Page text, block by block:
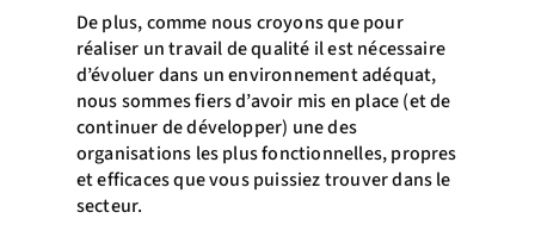
De plus, comme nous croyons que pour
réaliser un travail de qualité il est nécessaire
d’évoluer dans un environnement adéquat,
nous sommes fiers d’avoir mis en place (et de
continuer de développer) une des
organisations les plus fonctionnelles, propres
et efficaces que vous puissiez trouver dans le
secteur.